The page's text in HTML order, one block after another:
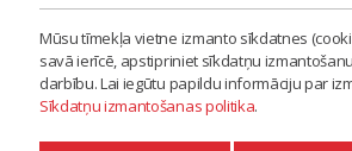
Mūsu tīmekļa vietne izmanto sīkdatnes
savā ierīcē, apstipriniet sīkdatņu
darbību. Lai iegūtu papildu informāciju par
Sīkdatņu izmantošanas politika.